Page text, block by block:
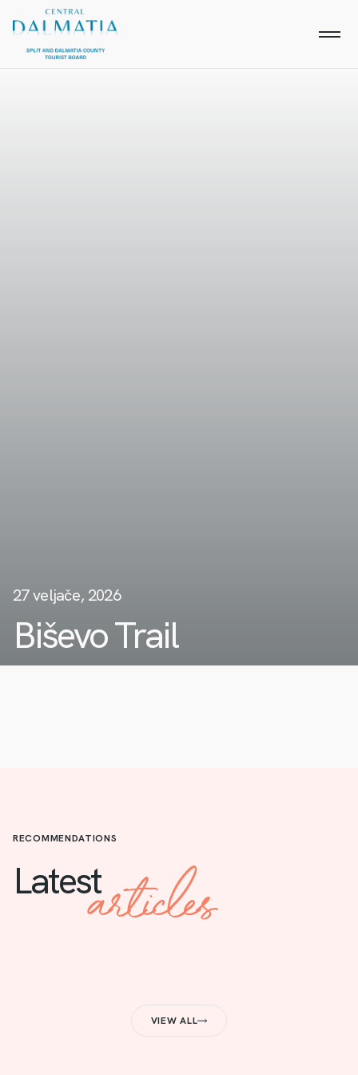
27 veljače, 2026
Biševo Trail
RECOMMENDATIONS
Latestarticles
VIEW ALL